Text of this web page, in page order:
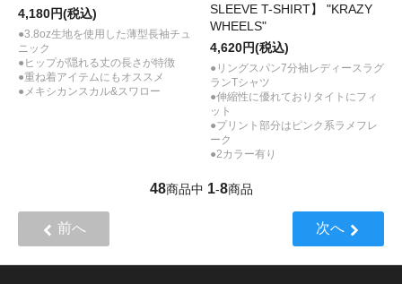
4,180円(税込)
●3.8oz生地を使用した薄型長袖チュ
ニック
●ヒップが隠れる丈の長さが特徴
●重ね着アイテムにもオススメ
●メキシカンスカル&スワロー
SLEEVE T-SHIRT】 "KRAZY
WHEELS"
4,620円(税込)
●リングスパン7分袖レディースラグ
ランTシャツ
●伸縮性に優れておりタイトにフィ
ット
●プリント部分はピンク系ラメフレ
ーク
●2カラー有り
48商品中 1-8商品
前へ 次へ